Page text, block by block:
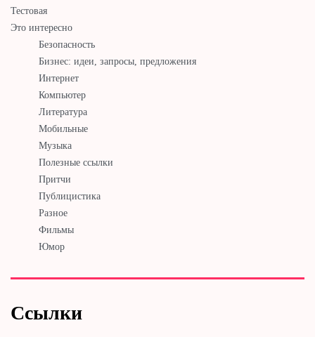
Тестовая
Это интересно
Безопасность
Бизнес: идеи, запросы, предложения
Интернет
Компьютер
Литература
Мобильные
Музыка
Полезные ссылки
Притчи
Публицистика
Разное
Фильмы
Юмор
Ссылки